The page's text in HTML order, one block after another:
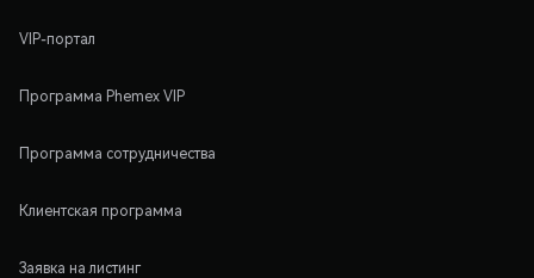
VIP-портал
Программа Phemex VIP
Программа сотрудничества
Клиентская программа
Заявка на листинг